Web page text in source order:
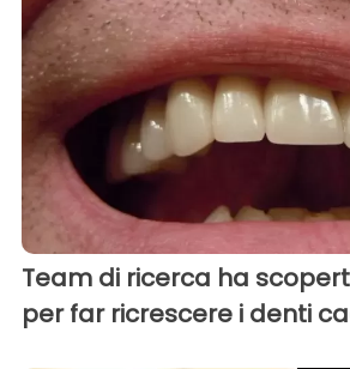
Team di ricerca ha
per far ricrescere i denti